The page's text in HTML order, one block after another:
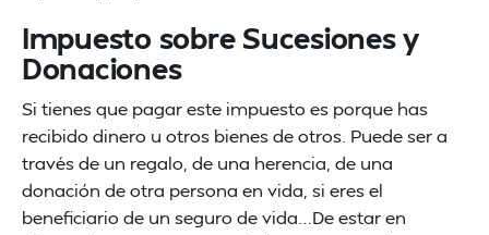
Impuesto sobre Sucesiones y
Donaciones
Si tienes que pagar este impuesto es porque has
recibido dinero u otros bienes de otros. Puede ser a
través de un regalo, de una herencia, de una
donación de otra persona en vida, si eres el
beneficiario de un seguro de vida…De estar en